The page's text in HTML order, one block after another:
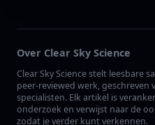
Over Clear Sky Science
Clear Sky Science stelt leesbare
peer-reviewed werk,
specialisten. Elk artikel is
onderzoek en verwijst naar de
zodat je verder kunt verkennen.